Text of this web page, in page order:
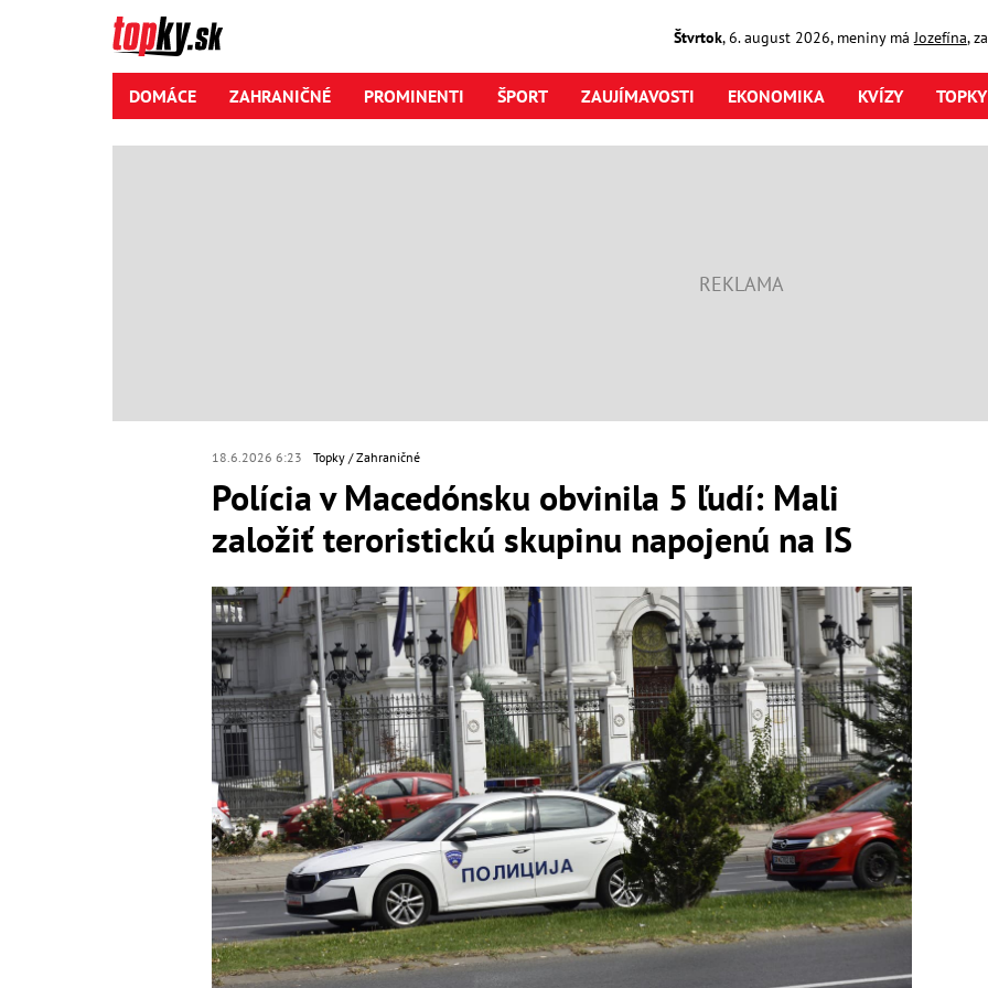
Štvrtok,6. august2026, meniny má Jozefína,
DOMÁCE ZAHRANIČNÉ PROMINENTI ŠPORT ZAUJÍMAVOSTI EKONOMIKA KVÍZY
18.6.2026 6:23 Topky Zahraničné
Polícia v Macedónsku obvinila 5 ľudí: Mali
založiť teroristickú skupinu napojenú na IS